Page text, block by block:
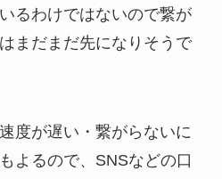
るわけではないので繋が
まだまだ先になりそうで
度が遅い・繋がらないに
よるので、SNSなどの口